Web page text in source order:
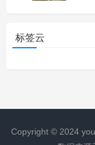
标签云
Copyright © 2024